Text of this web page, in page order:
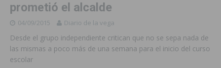
prometió el alcalde
04/09/2015 Diario de la vega
Desde el grupo independiente critican que no se sepa nada de
las mismas a poco más de una semana para el inicio del curso
escolar